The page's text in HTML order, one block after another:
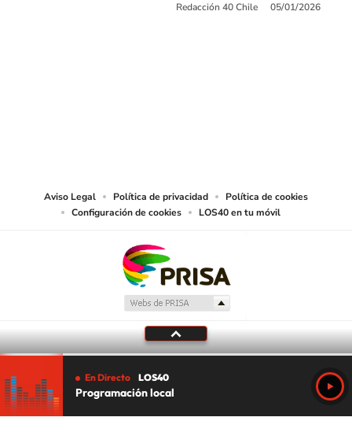
Redacción 40 Chile 05/01/2026
Aviso Legal Política de privacidad
Política de cookies
Configuración de cookies
LOS40 en tu móvil
En Directo LOS40
Programación local